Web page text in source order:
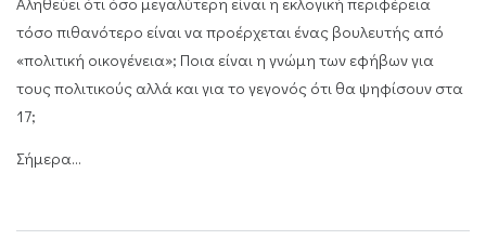
τόσο πιθανότερο είναι να προέρχεται ένας βουλευτής από
«πολιτική οικογένεια»; Ποια είναι η γνώμη των εφήβων για
τους πολιτικούς αλλά και για το γεγονός ότι θα ψηφίσουν στα
17;
Σήμερα...